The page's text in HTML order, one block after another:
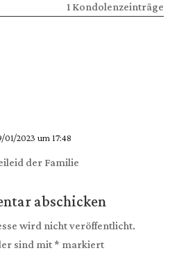
1 Kondolenzeinträge
01/2023 um 17:48
der Familie
abschicken
wird nicht veröffentlicht.
sind mit * markiert